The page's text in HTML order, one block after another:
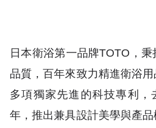
日本衛浴第一品牌TOTO，
品質，百年來致力精進衛浴
多項獨家先進的科技專利，
年，推出兼具設計美學與產